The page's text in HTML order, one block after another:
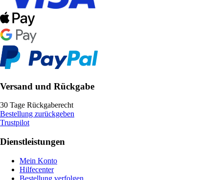
Versand und Rückgabe
30 Tage Rückgaberecht
Bestellung zurückgeben
Trustpilot
Dienstleistungen
Mein Konto
Hilfecenter
Bestellung verfolgen